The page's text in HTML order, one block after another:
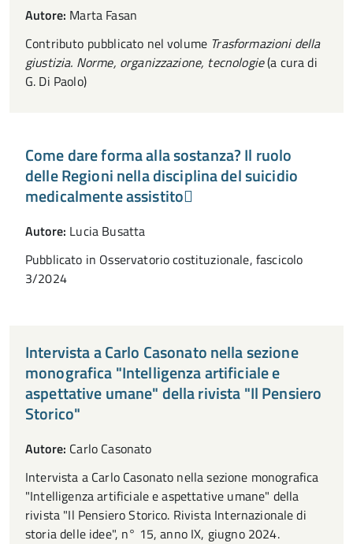
Autore: Marta Fasan
Contributo pubblicato nel volume Trasformazioni della
giustizia. Norme, organizzazione, tecnologie(a cura di
G. Di Paolo)
Come dare forma alla sostanza? Il ruolo
delle Regioni nella disciplina del suicidio
medicalmente assistito
Autore: Lucia Busatta
Pubblicato in Osservatorio costituzionale, fascicolo
3/2024
Intervista a Carlo Casonato nella sezione
monografica "Intelligenza artificiale e
aspettative umane" della rivista "Il Pensiero
Storico"
Autore: Carlo Casonato
Intervista a Carlo Casonato nella sezione monografica
"Intelligenza artificiale e aspettative umane" della
rivista "Il Pensiero Storico. Rivista Internazionale di
storia delle idee", n° 15, anno IX, giugno 2024.